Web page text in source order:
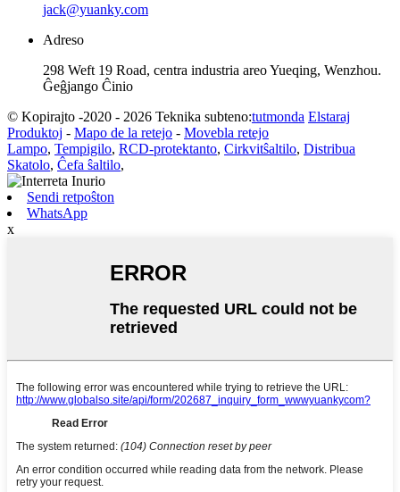
jack@yuanky.com
Adreso
298 Weft 19 Road, centra industria areo Yueqing, Wenzhou.
Ĝeĝjango Ĉinio
© Kopirajto -2020 - 2026 Teknika subteno:tutmonda Elstaraj
Produktoj - Mapo de la retejo - Movebla retejo
Lampo, Tempigilo, RCD-protektanto, Cirkvitŝaltilo, Distribua
Skatolo, Ĉefa ŝaltilo,
Sendi retpoŝton
WhatsApp
x